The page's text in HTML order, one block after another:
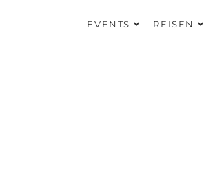
EVENTS REISEN